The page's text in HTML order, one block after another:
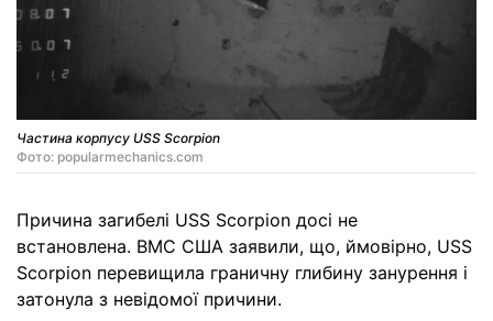
Частина корпусу USS Scorpion
Фото: popularmechanics.com
Причина загибелі USS Scorpion досі не
встановлена. ВМС США заявили, що, ймовірно, USS
Scorpion перевищила граничну глибину занурення і
затонула з невідомої причини.